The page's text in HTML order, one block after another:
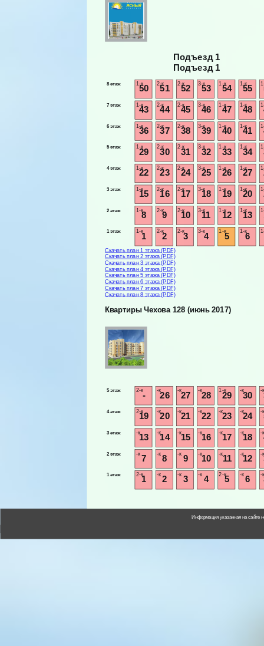
Подъезд 1
Подъезд 1
8 этаж 1-к50 2-к51 2-к52 3-к53 1-к54 1-к55
7 этаж 1-к
43
2-к
44
2-к
45
3-к
46
1-к
47
1-к
48
6 этаж 1-к36 2-к37 2-к38 3-к39 1-к40 1-к41
5 этаж 1-к29 2-к30 2-к31 3-к32 1-к33 1-к34
4 этаж 1-к
22
2-к
23
2-к
24
3-к
25
1-к
26
1-к
27
3 этаж 1-к15 2-к16 2-к17 3-к18 1-к19 1-к20
2 этаж 1-к8 2-к9 2-к10 3-к11 1-к12 1-к13
1 этаж 1-к
1
2-к
2
2-к
3
3-к
4
1-к
5
1-к
6
Скачать план 1 этажа (PDF)
Скачать план 2 этажа (PDF)
Скачать план 3 этажа (PDF)
Скачать план 4 этажа (PDF)
Скачать план 5 этажа (PDF)
Скачать план 6 этажа (PDF)
Скачать план 7 этажа (PDF)
Скачать план 8 этажа (PDF)
Квартиры Чехова 128 (июнь 2017)
5 этаж 2-к- -к26 -к27 -к28 1-к29 -к30 -
4 этаж 2-к19 -к20 -к21 -к22 -к23 -к24 -
3 этаж -к
13
-к
14
-к
15
-к
16
-к
17
-к
18
-
2 этаж -к 7 -к 8 -к 9 -к10 -к11 -к12 -
1 этаж 2-к1 -к 2 -к 3 -к 4 2-к5 -к 6 -
Информация указанная на сайте